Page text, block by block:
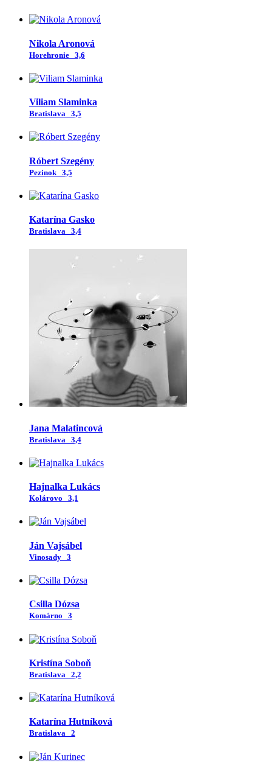
Nikola Aronová
Horehronie 3,6
Viliam Slaminka
Bratislava 3,5
Róbert Szegény
Pezinok 3,5
Katarína Gasko
Bratislava 3,4
Jana Malatincová
Bratislava 3,4
Hajnalka Lukács
Kolárovo 3,1
Ján Vajsábel
Vinosady 3
Csilla Dózsa
Komárno 3
Kristína Soboň
Bratislava 2,2
Katarína Hutníková
Bratislava 2